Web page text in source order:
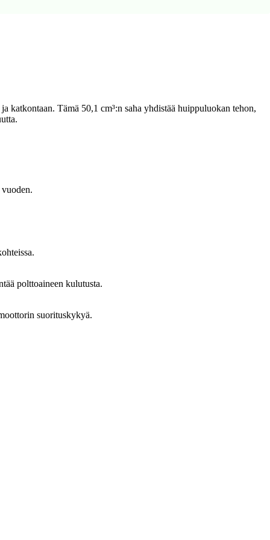
katkontaan. Tämä 50,1 cm³:n saha yhdistää huippuluokan tehon,
polttoaineen kulutusta.
suorituskykyä.